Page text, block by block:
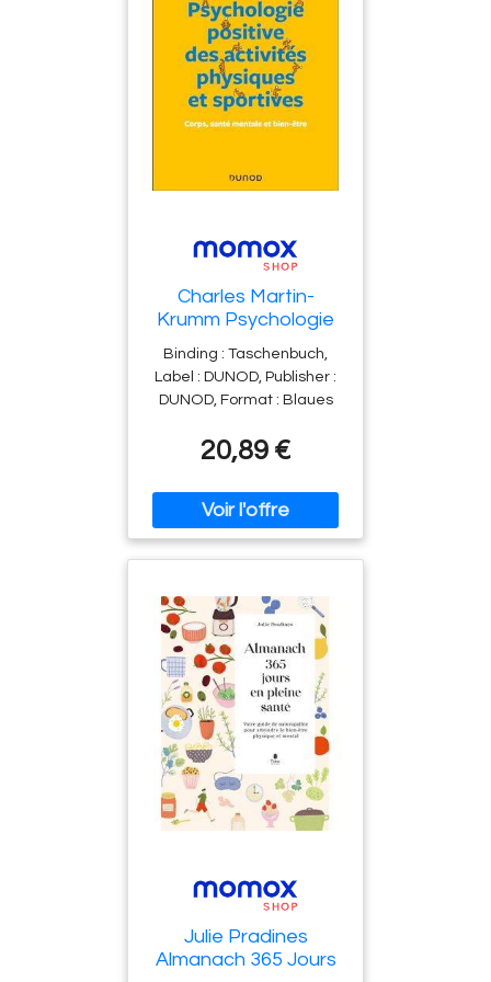
Charles Martin-
Krumm Psychologie
Physiques Et
Sportives : Corps,
Santé Mentale Et
Binding : Taschenbuch,
Label : DUNOD, Publisher :
DUNOD, Format : Blaues
Taschenbuch,
publicationDate : 2024-06-
19, authors : Charles
Martin-Krumm, Cyril
Tarquinio, ISBN :
20,89 €
Julie Pradines
Almanach 365 Jours